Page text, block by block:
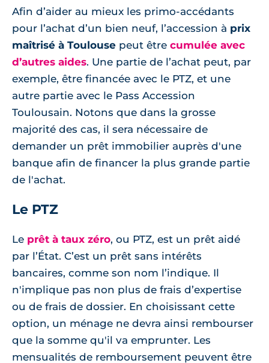
Afin d’aider au mieux les primo-accédants
pour l’achat d’un bien neuf, l’accession à prix
maîtrisé à Toulouse peut être cumulée avec
d’autres aides. Une partie de l’achat peut, par
exemple, être financée avec le PTZ, et une
autre partie avec le Pass Accession
Toulousain. Notons que dans la grosse
majorité des cas, il sera nécessaire de
demander un prêt immobilier auprès d'une
banque afin de financer la plus grande partie
de l'achat.
Le PTZ
Le prêt à taux zéro, ou PTZ, est un prêt aidé
par l’État. C’est un prêt sans intérêts
bancaires, comme son nom l’indique. Il
n'implique pas non plus de frais d’expertise
ou de frais de dossier. En choisissant cette
option, un ménage ne devra ainsi rembourser
que la somme qu'il va emprunter. Les
mensualités de remboursement peuvent être